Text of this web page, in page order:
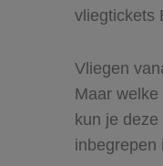
vliegtickets
Vliegen
Maar
kun je
inbegrepen